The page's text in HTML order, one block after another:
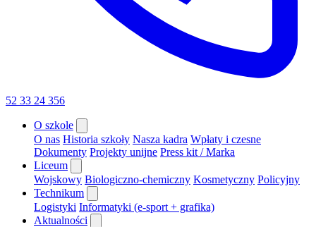
52 33 24 356
O szkole
O nas Historia szkoły Nasza kadra Wpłaty i czesne
Dokumenty Projekty unijne Press kit / Marka
Liceum
Wojskowy Biologiczno-chemiczny Kosmetyczny Policyjny
Technikum
Logistyki Informatyki (e-sport + grafika)
Aktualności